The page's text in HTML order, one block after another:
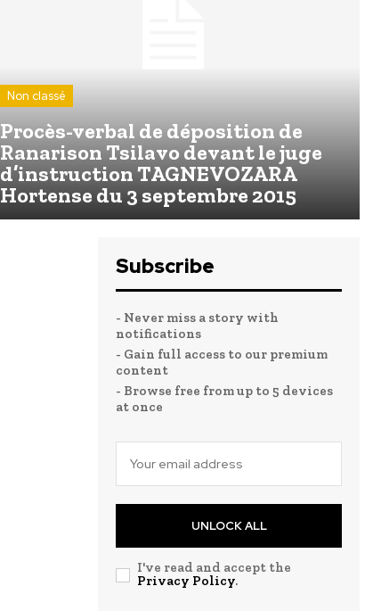
Non classé
Procès-verbal de déposition de
Ranarison Tsilavo devant le juge
d’instruction TAGNEVOZARA
Hortense du 3 septembre 2015
Subscribe
- Never miss a story with
notifications
- Gain full access to our premium
content
- Browse free from up to 5 devices
at once
UNLOCK ALL
I've read and accept the
Privacy Policy.